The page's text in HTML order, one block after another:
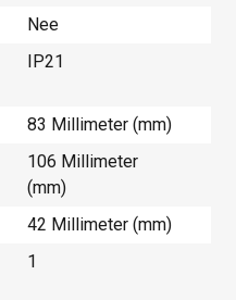
Nee
IP21
83 Millimeter (mm)
106 Millimeter
(mm)
42 Millimeter (mm)
1